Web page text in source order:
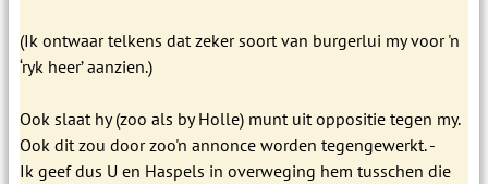
(Ik ontwaar telkens dat zeker soort van burgerlui my voor 'n
‘ryk heer’ aanzien.)
Ook slaat hy (zoo als by Holle) munt uit oppositie tegen my.
Ook dit zou door zoo'n annonce worden tegengewerkt. -
Ik geef dus U en Haspels in overweging hem tusschen die